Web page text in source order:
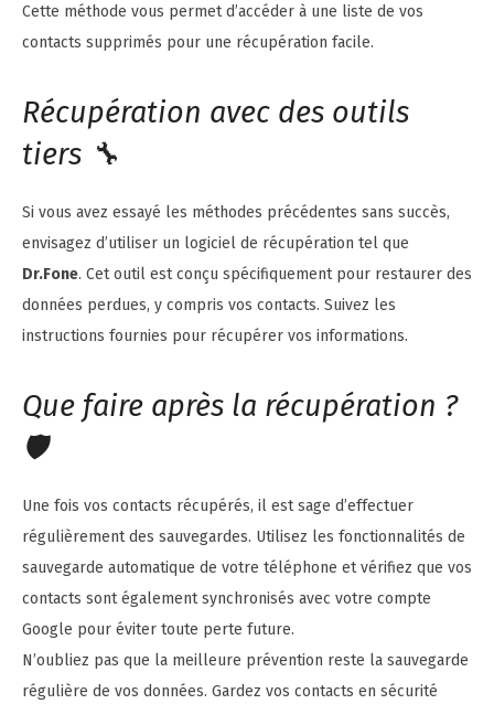
Cette méthode vous permet d’accéder à une liste de vos
contacts supprimés pour une récupération facile.
Récupération avec des outils
tiers 🔧
Si vous avez essayé les méthodes précédentes sans succès,
envisagez d’utiliser un logiciel de récupération tel que
Dr.Fone. Cet outil est conçu spécifiquement pour restaurer des
données perdues, y compris vos contacts. Suivez les
instructions fournies pour récupérer vos informations.
Que faire après la récupération ?
🛡️
Une fois vos contacts récupérés, il est sage d’effectuer
régulièrement des sauvegardes. Utilisez les fonctionnalités de
sauvegarde automatique de votre téléphone et vérifiez que vos
contacts sont également synchronisés avec votre compte
Google pour éviter toute perte future.
N’oubliez pas que la meilleure prévention reste la sauvegarde
régulière de vos données. Gardez vos contacts en sécurité